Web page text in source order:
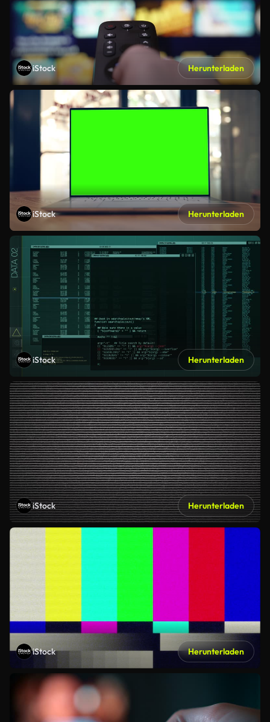
iStock Herunterladen
iStock Herunterladen
iStock Herunterladen
iStock Herunterladen
iStock Herunterladen